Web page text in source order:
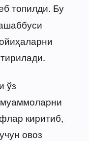
топилди. Бу
ўз
киритиб,
овоз